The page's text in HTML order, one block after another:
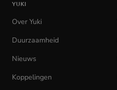
homepage
YUKI
Over Yuki
Duurzaamheid
Nieuws
Koppelingen